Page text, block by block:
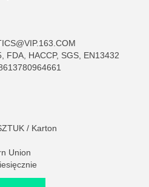
FDA, HACCP, SGS, EN13432
/ Karton
Union